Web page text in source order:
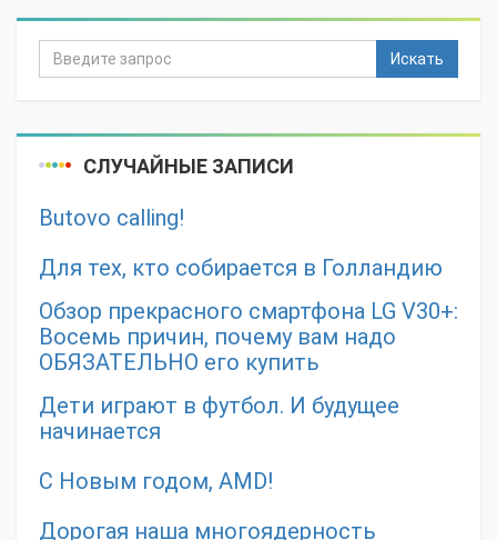
Искать
СЛУЧАЙНЫЕ ЗАПИСИ
Butovo calling!
Для тех, кто собирается в Голландию
Обзор прекрасного смартфона LG V30+:
Восемь причин, почему вам надо
ОБЯЗАТЕЛЬНО его купить
Дети играют в футбол. И будущее
начинается
С Новым годом, AMD!
Дорогая наша многоядерность